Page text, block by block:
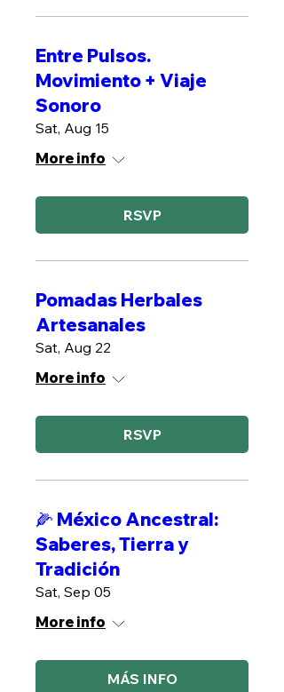
Entre Pulsos.
Movimiento + Viaje
Sonoro
Sat, Aug 15
More info
RSVP
Pomadas Herbales
Artesanales
Sat, Aug 22
More info
RSVP
🌽 México Ancestral:
Saberes, Tierra y
Tradición
Sat, Sep 05
More info
MÁS INFO